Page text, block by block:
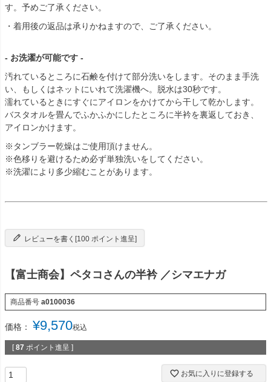
す。予めご了承ください。
・着用後の返品は承りかねますので、ご了承ください。
- お洗濯が可能です -
汚れているところに石鹸を付けて部分洗いをします。そのまま手洗
い、もしくはネットにいれて洗濯機へ。脱水は30秒です。
濡れているときにすぐにアイロンをかけてから干して乾かします。
バスタオルを畳んでふかふかにしたところに半衿を裏返しておき、
アイロンかけます。
※タンブラー乾燥はご使用頂けません。
※色移りを避けるため必ず単独洗いをしてください。
※洗濯により多少縮むことがあります。
レビューを書く[100 ポイント進呈]
【富士商会】ペタコさんの半衿 ／シマエナガ
商品番号 a0100036
価格： ¥9,570税込
[ 87 ポイント進呈 ]
お気に入りに登録する